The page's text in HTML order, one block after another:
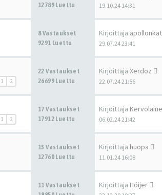
12789 Luettu
19.10.24 14:31
8 Vastaukset
9291 Luettu
Kirjoittaja
29.07.24 23:41
1 2
22 Vastaukset
26699 Luettu
Kirjoittaja Xerdoz
22.07.24 21:56
1 2
17 Vastaukset
17912 Luettu
Kirjoittaja
06.02.24 21:42
13 Vastaukset
12760 Luettu
Kirjoittaja huopa
11.01.24 16:08
11 Vastaukset
Kirjoittaja Höijer